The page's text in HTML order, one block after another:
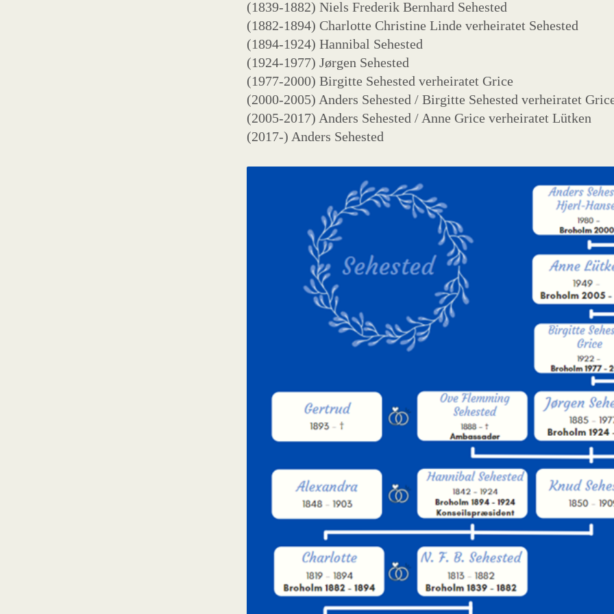
(1839-1882) Niels Frederik Bernhard Sehested
(1882-1894) Charlotte Christine Linde verheiratet Sehested
(1894-1924) Hannibal Sehested
(1924-1977) Jørgen Sehested
(1977-2000) Birgitte Sehested verheiratet Grice
(2000-2005) Anders Sehested / Birgitte Sehested verheiratet
(2005-2017) Anders Sehested / Anne Grice verheiratet Lütken
(2017-) Anders Sehested